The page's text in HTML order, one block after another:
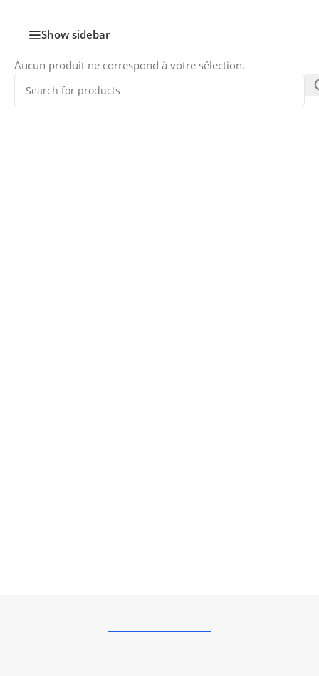
Show sidebar
Aucun produit ne correspond à votre sélection.